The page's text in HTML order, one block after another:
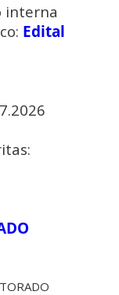
interna
Edital